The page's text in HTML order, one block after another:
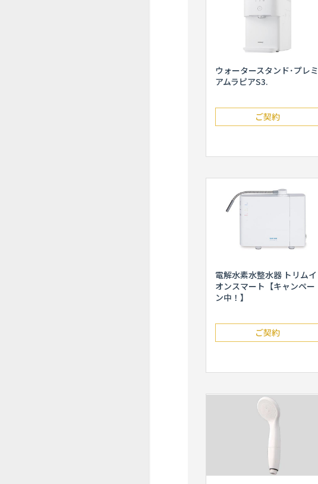
ウォータースタンド･プレミ
アムラピアS3.
ご契約
電解水素水整水器 トリムイ
オンスマート【キャンペー
ン中！】
ご契約